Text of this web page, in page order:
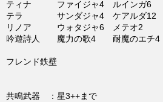
ティナ ファイジャ4 ルインガ
テラ サンダジャ4 ケアルダ
リノア ウォタジャ6 メテオ
吟遊詩人 魔力の歌4 耐魔のエ
フレンド鉄壁
共鳴武器 ：星3++まで